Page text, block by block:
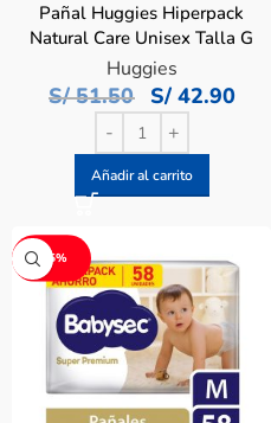
Pañal Huggies Hiperpack
Natural Care Unisex Talla G
– Bolsa 52 UN
Huggies
S/51.50 S/42.90
Añadir al carrito
-15%